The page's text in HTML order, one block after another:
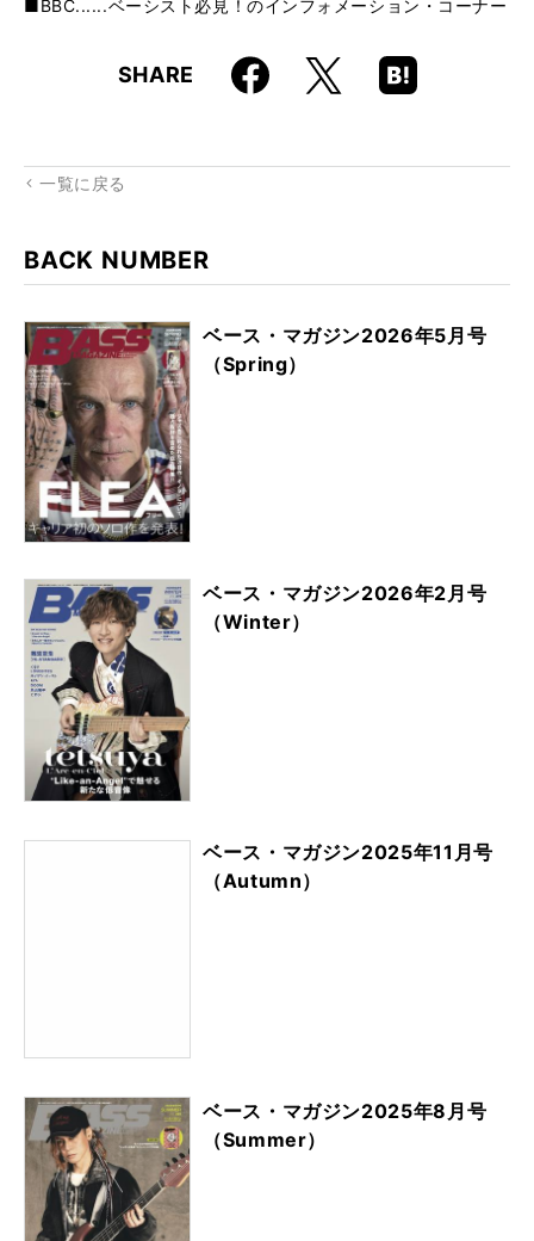
■BBC......ベーシスト必見！のインフォメーション・コーナー
SHARE Faceboo
k
X
Hatena
Boo
一覧に戻る
BACK NUMBER
ベース・マガジン2026年5月号
（Spring）
ベース・マガジン2026年2月号
（Winter）
ベース・マガジン2025年11月号
（Autumn）
ベース・マガジン2025年8月号
（Summer）